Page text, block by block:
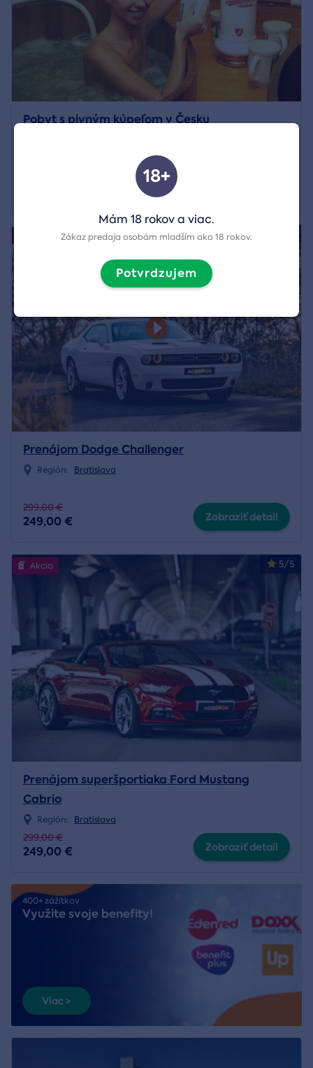
Pobyt s pivným kúpeľom v Česku
Prenájom Dodge Challenger
Región: Bratislava
299,00 €
249,00 € Zobraziť detail
5/5
Akcia
Prenájom superšportiaka Ford Mustang
Cabrio
Región: Bratislava
299,00 €
249,00 € Zobraziť detail
400+ zážitkov
Využite svoje benefity!
Viac >
18+
Mám 18 rokov a viac.
Zákaz predaja osobám mladším ako 18 rokov.
Potvrdzujem